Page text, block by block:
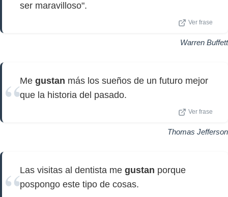
ser maravilloso".
Ver frase
Warren Buffett
Me gustan más los sueños de un futuro mejor
que la historia del pasado.
Ver frase
Thomas Jefferson
Las visitas al dentista me gustan porque
pospongo este tipo de cosas.